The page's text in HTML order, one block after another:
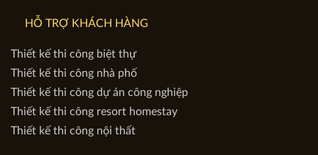
HỖ TRỢ KHÁCH HÀNG
Thiết kế thi công biệt thự
Thiết kế thi công nhà phố
Thiết kế thi công dự án công nghiệp
Thiết kế thi công resort homestay
Thiết kế thi công nội thất